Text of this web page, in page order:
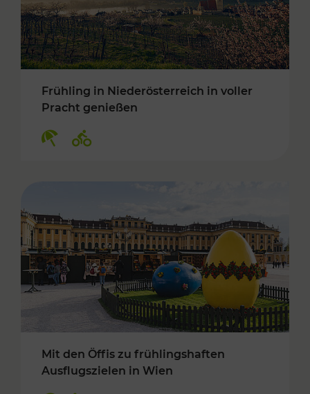
Frühling in Niederösterreich in voller
Pracht genießen
Mit den Öffis zu frühlingshaften
Ausflugszielen in Wien